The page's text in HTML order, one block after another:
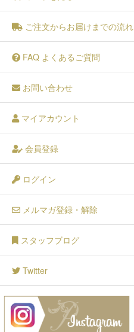
ご注文からお届けまでの流れ
FAQ よくあるご質問
お問い合わせ
マイアカウント
会員登録
ログイン
メルマガ登録・解除
スタッフブログ
Twitter